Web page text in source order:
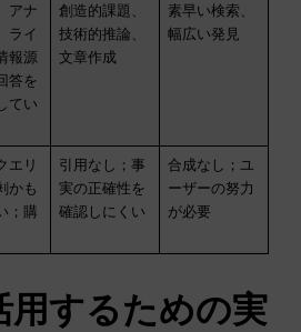
アナ
ライ
報源
答を
てい
創造的課題、
技術的推論、
文章作成
素早い検索、
幅広い発見
エリ
かも
；購
引用なし；事
実の正確性を
確認しにくい
合成なし；ユ
ーザーの努力
が必要
用するための実